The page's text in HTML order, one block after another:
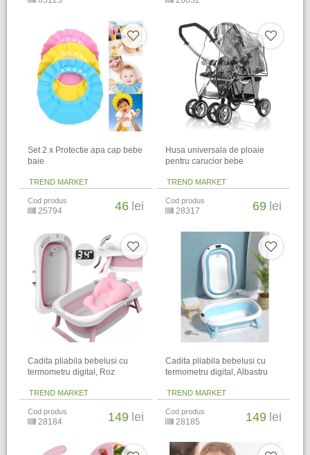
Set 2 x Protectie apa cap bebe
baie
TREND MARKET
Cod produs
25794 46 lei
Husa universala de ploaie
pentru carucior bebe
TREND MARKET
Cod produs
28317 69 lei
Cadita pliabila bebelusi cu
termometru digital, Roz
TREND MARKET
Cod produs
28184 149 lei
Cadita pliabila bebelusi cu
termometru digital, Albastru
TREND MARKET
Cod produs
28185 149 lei